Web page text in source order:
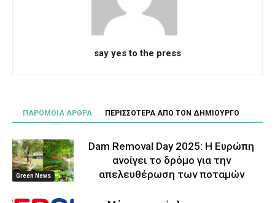
say yes to the press
ΠΑΡΟΜΟΙΑ ΑΡΘΡΑ ΠΕΡΙΣΣΟΤΕΡΑ ΑΠΟ ΤΟΝ ΔΗΜΙΟΥΡΓΟ
Green News
Dam Removal Day 2025: Η Ευρώπη
ανοίγει το δρόμο για την
απελευθέρωση των ποταμών